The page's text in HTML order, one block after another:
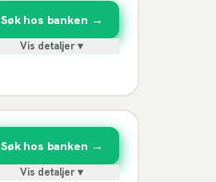
Søk hos banken →
Vis detaljer ▾
Søk hos banken →
Vis detaljer ▾